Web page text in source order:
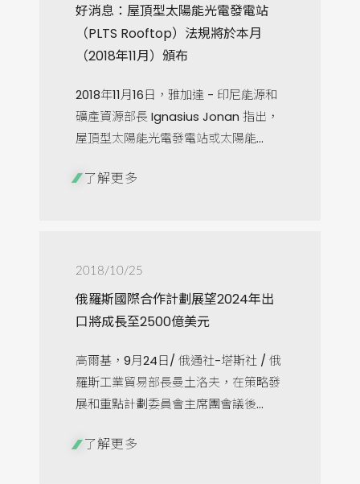
好消息：屋頂型太陽能光電發電站
（PLTS Rooftop）法規將於本月
（2018年11月）頒布
2018年11月16日，雅加達 - 印尼能源和
礦產資源部長 Ignasius Jonan 指出，
屋頂型太陽能光電發電站或太陽能...
了解更多
2018/10/25
俄羅斯國際合作計劃展望2024年出
口將成長至2500億美元
高爾基，9月24日/ 俄通社-塔斯社 / 俄
羅斯工業貿易部長曼土洛夫，在策略發
展和重點計劃委員會主席團會議後...
了解更多